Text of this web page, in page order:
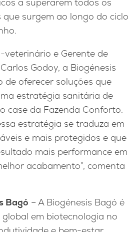
a superarem todos os
surgem ao longo do ciclo
veterinário e Gerente de
Godoy, a Biogénesis
de oferecer soluções que
estratégia sanitária de
case da Fazenda Conforto.
estratégia se traduza em
e mais protegidos e que
mais performance em
acabamento”, comenta
Bagó – A Biogénesis Bagó é
em biotecnologia no